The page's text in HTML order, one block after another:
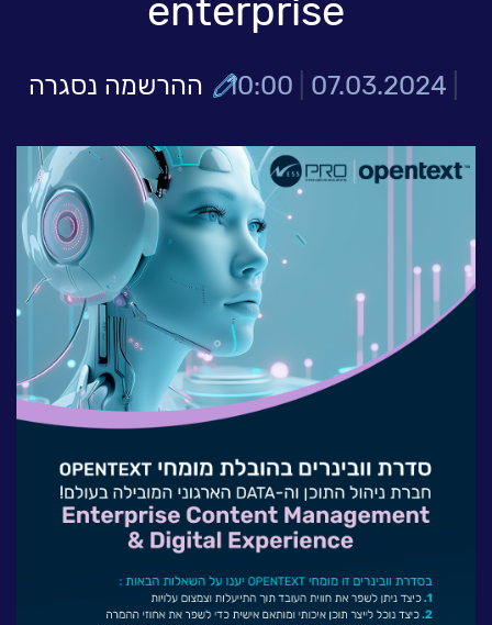
פתרונות ושירותים
פתרונות התוכנה
לעבוד בנס
אירועים וכנסים
נס בכותרות
וובינרים מומלצים
דברו איתנו
enterprise
07.03.2024
10:00 ההרשמה נסגרה